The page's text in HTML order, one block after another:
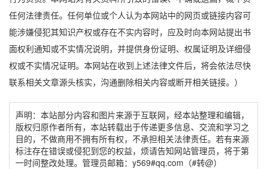
任何法律责任。任何单位或个人认为本网站中的网页或链接内容可
能涉嫌侵犯其知识产权或存在不实内容时，应及时向本网站提出书
面权利通知或不实情况说明，并提供身份证明、权属证明及详细侵
权或不实情况证明。本网站在收到上述法律文件后，将会依法尽快
联系相关文章源头核实，沟通删除相关内容或断开相关链接。）
声明：本站部分内容和图片来源于互联网，经本站整理和编辑，
版权归原作者所有，本站转载出于传递更多信息、交流和学习之
目的，不做商用不拥有所有权，不承担相关法律责任。若有来源
标注存在错误或侵犯到您的权益，烦请告知网站管理员，将于第
一时间整改处理。管理员邮箱：y569#qq.com（#转@）